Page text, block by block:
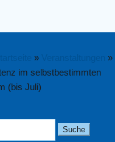
» »
im selbstbestimmten
(bis Juli)